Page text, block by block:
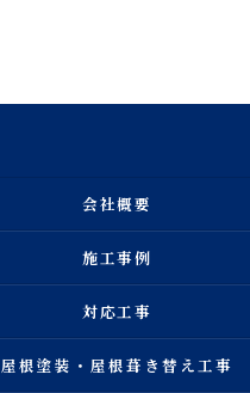
会社概要
施工事例
対応工事
屋根塗装・屋根葺き替え工事